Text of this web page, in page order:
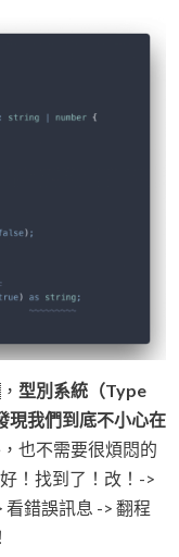
型別系統（Type
現我們到底不小心在
也不需要很煩悶的
！找到了！改！->
錯誤訊息 -> 翻程